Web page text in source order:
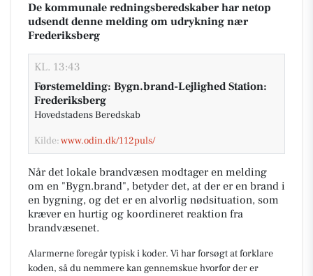
De kommunale redningsberedskaber har netop
udsendt denne melding om udrykning nær
Frederiksberg
KL. 13:43
Førstemelding: Bygn.brand-Lejlighed Station:
Frederiksberg
Hovedstadens Beredskab
Kilde:www.odin.dk/112puls/
Når det lokale brandvæsen modtager en melding
om en "Bygn.brand", betyder det, at der er en brand i
en bygning, og det er en alvorlig nødsituation, som
kræver en hurtig og koordineret reaktion fra
brandvæsenet.
Alarmerne foregår typisk i koder. Vi har forsøgt at forklare
koden, så du nemmere kan gennemskue hvorfor der er